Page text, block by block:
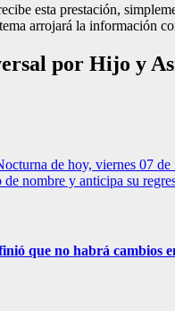
esta prestación,
arrojará la información
por Hijo y
de hoy, viernes 07 de
nombre y anticipa su
que no habrá cambios